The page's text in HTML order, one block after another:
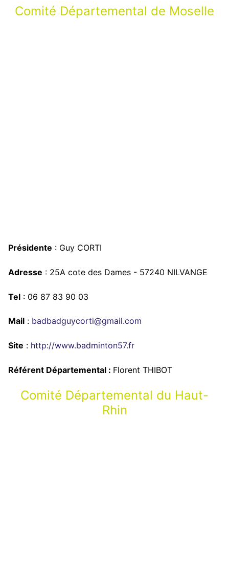
Comité Départemental de Moselle
Présidente : Guy CORTI
Adresse : 25A cote des Dames - 57240 NILVANGE
Tel : 06 87 83 90 03
Mail : badbadguycorti@gmail.com
Site : http://www.badminton57.fr
Référent Départemental : Florent THIBOT
Comité Départemental du Haut-
Rhin